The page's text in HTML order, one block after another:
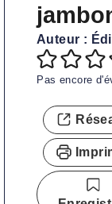
Auteur :
Pas encore